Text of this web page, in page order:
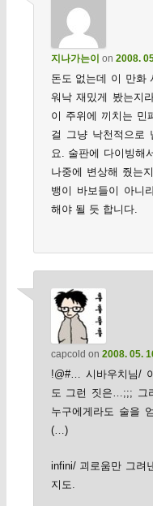
지나가는이 on 2008.
돈도 없는데 이 만화
워낙 재밌게 봤는지
이 주위에 끼치는 민
걸 그냥 낙천적으로
요. 술판에 다이빙해
나중에 변상해 줬는
뱅이 바보들이 아니
해야 될 듯 합니다.
capcold on 2008. 05.
!@#… 시바우치님/
도 그런 짓은…;;; 그
누구에게라도 술을
(…)
infini/ 괴로움만 그려
지도.